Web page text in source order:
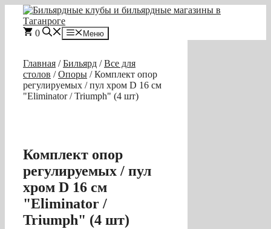
Перейти
содержимому
0 Меню
Главная /Бильярд /Все для
столов /Опоры / Комплект опор
регулируемых / пул хром D 16 см
"Eliminator / Triumph" (4 шт)
Комплект опор
регулируемых / пул
хром D 16 см
"Eliminator /
Triumph" (4 шт)